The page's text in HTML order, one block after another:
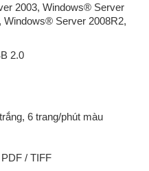
2003, Windows® Server
Server 2008R2,
2.0
6 trang/phút màu
/ TIFF